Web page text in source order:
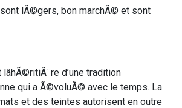
lÃ©gers, bon marchÃ© et sont
d’une tradition
qui a Ã©voluÃ© avec le temps. La
et des teintes autorisent en outre